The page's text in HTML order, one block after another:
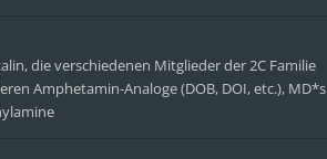
die verschiedenen Mitglieder der 2C Familie
Amphetamin-Analoge (DOB, DOI, etc.), MD*s